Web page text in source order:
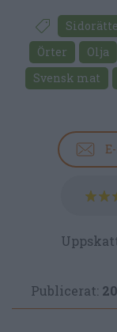
Örter
Olja
Svensk mat
Publicerat: